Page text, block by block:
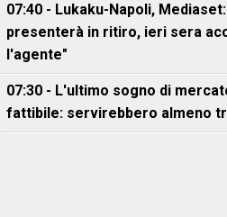
07:40 - Lukaku-Napoli,
presenterà in ritiro, ieri sera
l'agente"
07:30 - L'ultimo sogno di
fattibile: servirebbero almeno